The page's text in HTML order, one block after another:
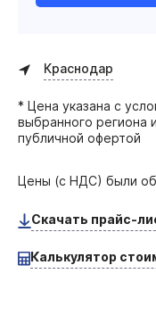
Краснодар
* Цена указана с
выбранного региона
публичной офертой
Цены (с НДС) были
Скачать прайс-
Калькулятор